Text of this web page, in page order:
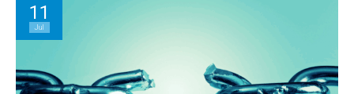
11
Jul